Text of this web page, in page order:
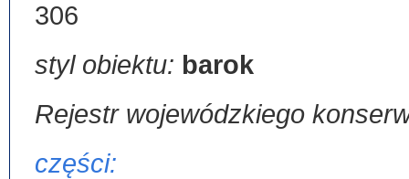
306
styl obiektu: barok
Rejestr wojewódzkiego
części: